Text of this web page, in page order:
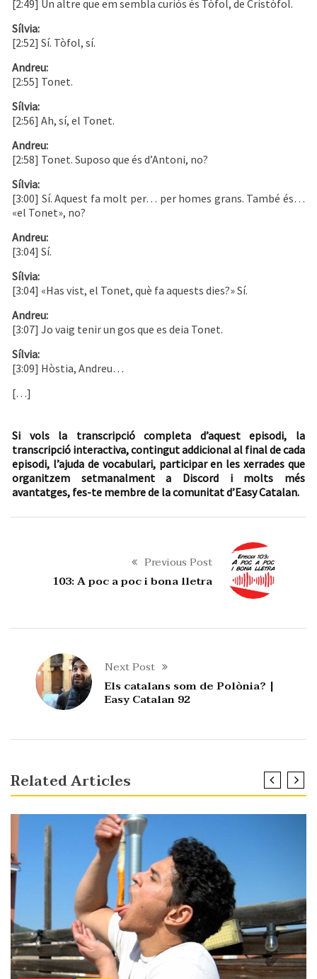
[2:49] Un altre que em sembla curiós és Tòfol, de Cristòfol.
Sílvia:
[2:52] Sí. Tòfol, sí.
Andreu:
[2:55] Tonet.
Sílvia:
[2:56] Ah, sí, el Tonet.
Andreu:
[2:58] Tonet. Suposo que és d’Antoni, no?
Sílvia:
[3:00] Sí. Aquest fa molt per… per homes grans. També és…
«el Tonet», no?
Andreu:
[3:04] Sí.
Sílvia:
[3:04] «Has vist, el Tonet, què fa aquests dies?» Sí.
Andreu:
[3:07] Jo vaig tenir un gos que es deia Tonet.
Sílvia:
[3:09] Hòstia, Andreu…
[…]
Si vols la transcripció completa d’aquest episodi, la
transcripció interactiva, contingut addicional al final de cada
episodi, l’ajuda de vocabulari, participar en les xerrades que
organitzem setmanalment a Discord i molts més
avantatges, fes-te membre de la comunitat d’Easy Catalan.
Previous Post
103: A poc a poc i bona lletra
Next Post
Els catalans som de Polònia? |
Easy Catalan 92
Related Articles